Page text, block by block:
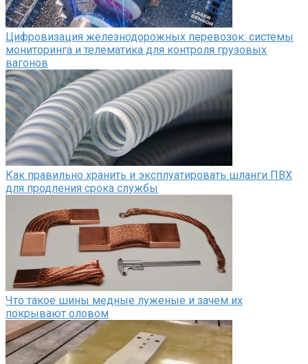
Цифровизация железнодорожных перевозок: системы
мониторинга и телематика для контроля грузовых
вагонов
Как правильно хранить и эксплуатировать шланги ПВХ
для продления срока службы
Что такое шины медные луженые и зачем их
покрывают оловом